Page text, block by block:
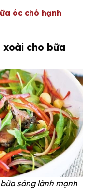
óc chó hạnh
xoài cho bữa
sáng lành mạnh